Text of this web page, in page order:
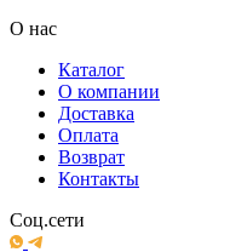
О нас
Каталог
О компании
Доставка
Оплата
Возврат
Контакты
Соц.сети